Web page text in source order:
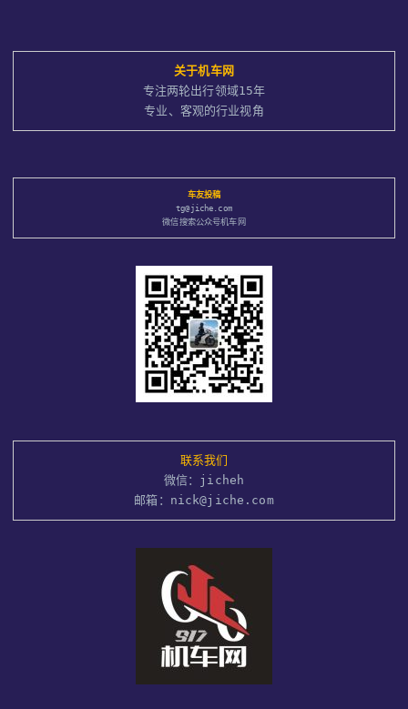
关于机车网
专注两轮出行领域15年
专业、客观的行业视角
车友投稿
tg@jiche.com
微信搜索公众号机车网
联系我们
微信：jicheh
邮箱：nick@jiche.com